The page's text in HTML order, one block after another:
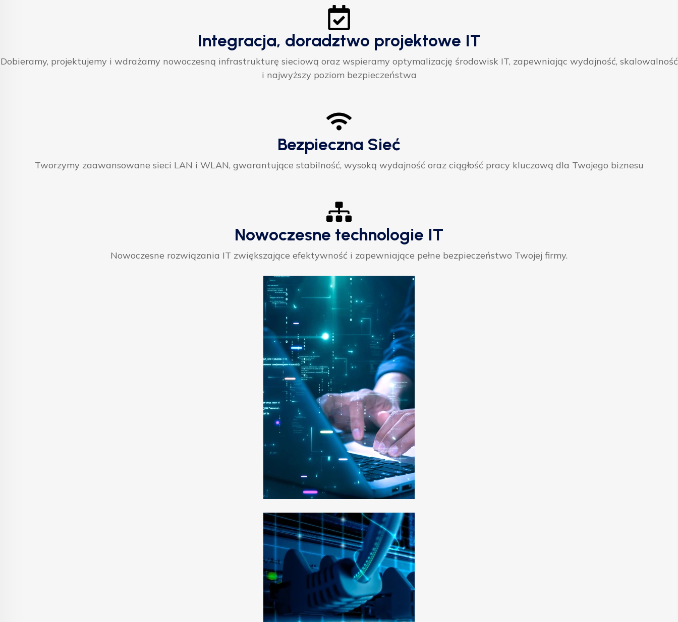
Integracja, doradztwo projektowe IT
Dobieramy, projektujemy i wdrażamy nowoczesną infrastrukturę sieciową oraz wspieramy optymalizację środowisk IT, zapewniając wydajność, skalowalność
i najwyższy poziom bezpieczeństwa
Bezpieczna Sieć
Tworzymy zaawansowane sieci LAN i WLAN, gwarantujące stabilność, wysoką wydajność oraz ciągłość pracy kluczową dla Twojego biznesu
Nowoczesne technologie IT
Nowoczesne rozwiązania IT zwiększające efektywność i zapewniające pełne bezpieczeństwo Twojej firmy.